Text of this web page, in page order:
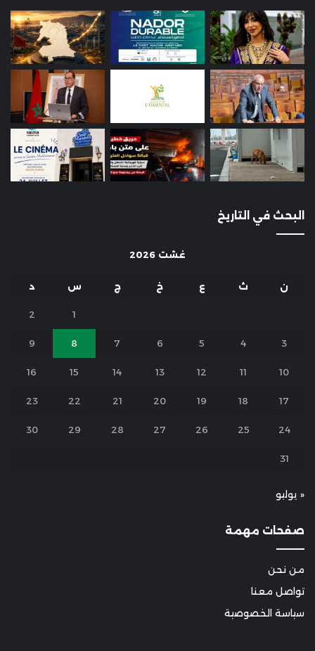
البحث في التاريخ
غشت 2026
ن ث ع خ ج س د
1
2
3
4
5
6
7
8
9
10
11
12
13
14
15
16
17
18
19
20
21
22
23
24
25
26
27
28
29
30
31
« يوليو
صفحات مهمة
من نحن
تواصل معنا
سياسة الخصوصية